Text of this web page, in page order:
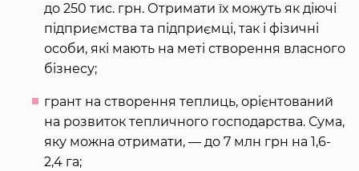
до 250 тис. грн. Отримати їх можуть як діючі
підприємства та підприємці, так і фізичні
особи, які мають на меті створення власного
бізнесу;
грант на створення теплиць, орієнтований
на розвиток тепличного господарства. Сума,
яку можна отримати, — до 7 млн грн на 1,6-
2,4 га;